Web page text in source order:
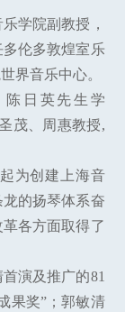
学院副教授，
多伦多敦煌室乐
界音乐中心。
日英先生学
茂、周惠教授,
为创建上海音
的扬琴体系奋
各方面取得了
演及推广的81
果奖”；郭敏清